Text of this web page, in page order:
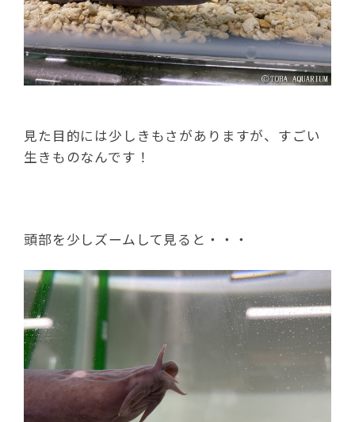
見た目的には少しきもさがありますが、すごい
生きものなんです！
頭部を少しズームして見ると・・・